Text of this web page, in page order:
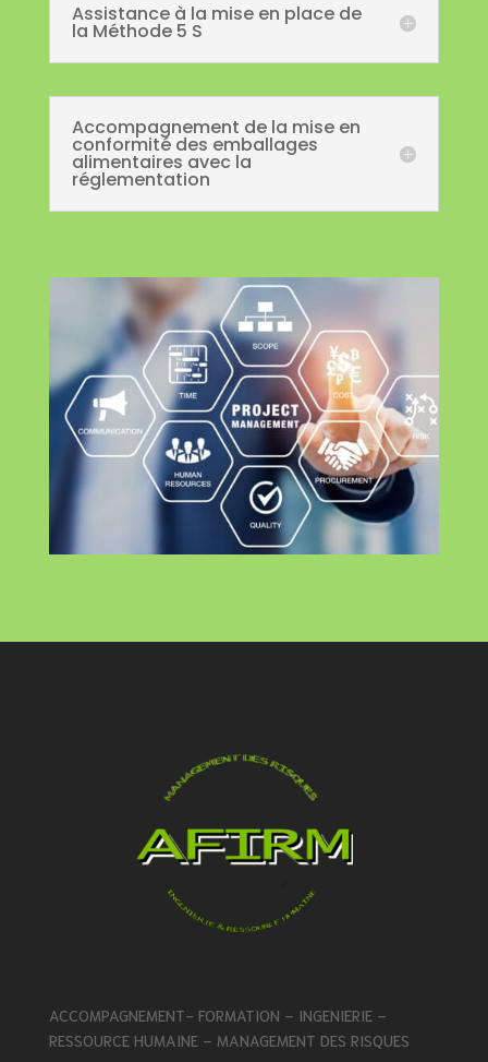
Assistance à la mise en place de
la Méthode 5 S
Accompagnement de la mise en
conformité des emballages
alimentaires avec la
réglementation
ACCOMPAGNEMENT- FORMATION – INGENIERIE –
RESSOURCE HUMAINE – MANAGEMENT DES RISQUES